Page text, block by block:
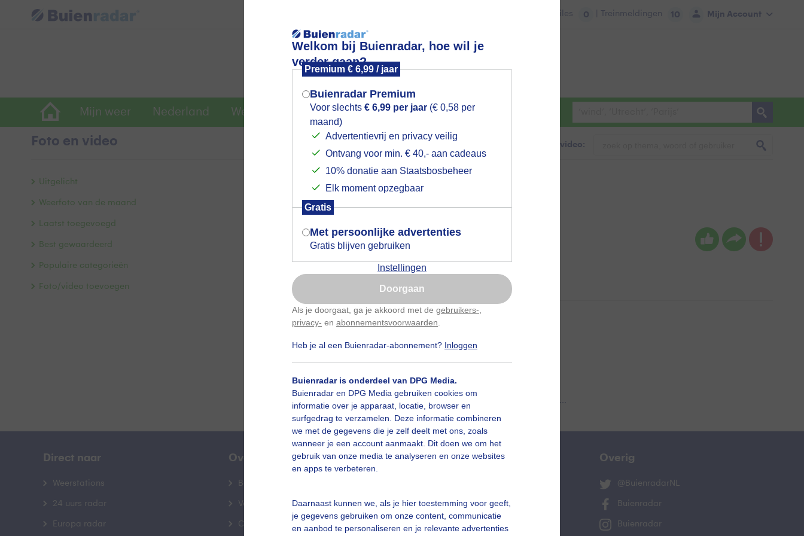
Welkom bij Buienradar, hoe wil je
verder gaan?
Premium € 6,99 / jaar
Buienradar Premium
Voor slechts € 6,99 per jaar (€ 0,58 per
maand)
Advertentievrij en privacy veilig
Ontvang voor min. € 40,- aan cadeaus
10% donatie aan Staatsbosbeheer
Elk moment opzegbaar
Gratis
Met persoonlijke advertenties
Gratis blijven gebruiken
Instellingen
Doorgaan
Als je doorgaat, ga je akkoord met de gebruikers-
privacy- en abonnementsvoorwaarden
Heb je al een Buienradar-abonnement? Inloggen
Buienradar is onderdeel van DPG Media.
Buienradar en DPG Media gebruiken cookies om
informatie over je apparaat, locatie, browser en
surfgedrag te verzamelen. Deze informatie combineren
we met de gegevens die je zelf deelt met ons, zoals
wanneer je een account aanmaakt. Dit doen we om het
gebruik van onze media te analyseren en onze websites
en apps te verbeteren.
Daarnaast kunnen we, als je hier toestemming voor geeft,
je gegevens gebruiken om onze content, communicatie
en aanbod te personaliseren en je relevante advertenties
Mijn Account
Files 0 | Treinmeldingen 10
Mijn weer Nederland Wereldwijd Foto en video Weerzine
Foto en video Zoeken in foto & video:
Door: Piet Grim Gemaakt: 12-09-2025, 19x bekeken
Zonsopkomst
Bekijk slideshow
Uitgelicht
Weerfoto van de maand
Laatst toegevoegd
Best gewaardeerd
Populaire categorieën
Foto/video toevoegen
Direct naar
Weerstations
24 uurs radar
Europa radar
Over Buienradar
Bedrijfsgegevens
Veelgestelde vragen
Contact
Mijn weer Overig
@BuienradarNL
Buienradar
Buienradar
Mogen we je locatie gebruiken voor
het weer?
Indien je hier nog geen akkoord op hebt
gegeven, verschijnt er zo een pop-up uit
je browser waarin deze toestemming
gevraagd wordt.
Is goed, toon de popup
Nu niet, misschien later
Gebruik je Safari en wil je niet elke dag deze pop-up
Klikhierom dit aan te passen